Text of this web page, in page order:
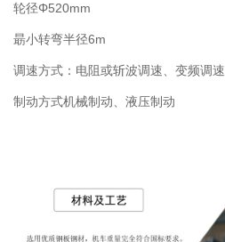
轮径Φ520mm
朂小转弯半径6m
调速方式：电阻或斩波调速、变频调速
制动方式机械制动、液压制动